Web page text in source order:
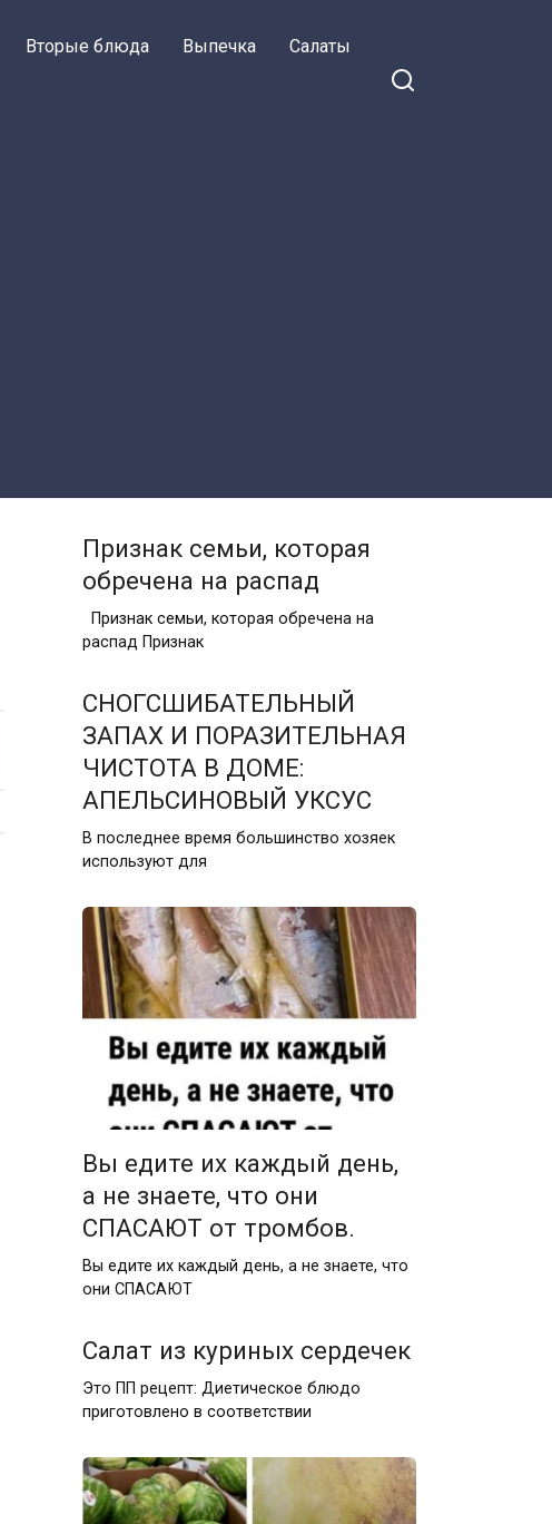
Вторые блюда Выпечка Салаты
Признак семьи, которая
обречена на распад
Признак семьи, которая обречена на
распад Признак
СНОГСШИБАТЕЛЬНЫЙ
ЗАПАХ И ПОРАЗИТЕЛЬНАЯ
ЧИСТОТА В ДОМЕ:
АПЕЛЬСИНОВЫЙ УКСУС
В последнее время большинство хозяек
используют для
Вы едите их каждый день,
а не знаете, что они
СПАСАЮТ от тpoмбов.
Вы едите их каждый день, а не знаете, что
они СПАСАЮТ
Салат из куриных сердечек
Это ПП рецепт: Диетическое блюдо
приготовлено в соответствии